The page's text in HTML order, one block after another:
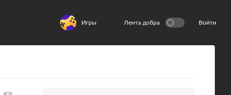
Игры Лента добра Войти